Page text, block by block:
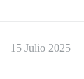
15 Julio 2025